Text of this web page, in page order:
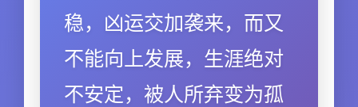
稳，凶运交加袭来，而又
不能向上发展，生涯绝对
不安定，被人所弃变为孤